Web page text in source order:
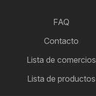
FAQ
Contacto
Lista de comercios
Lista de productos